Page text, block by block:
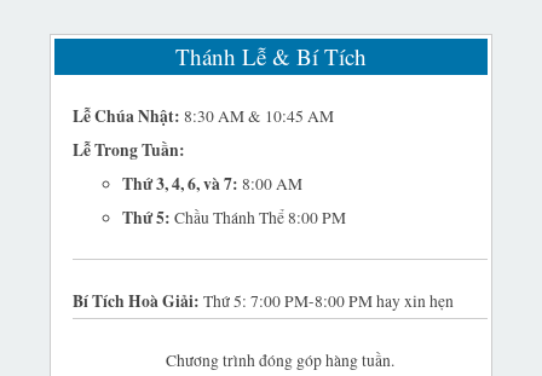
Thánh Lễ & Bí Tích
Lễ Chúa Nhật: 8:30 AM & 10:45 AM
Lễ Trong Tuần:
Thứ 3, 4, 6, và 7: 8:00 AM
Thứ 5: Chầu Thánh Thể 8:00 PM
Bí Tích Hoà Giải:Thứ 5: 7:00 PM-8:00 PM hay xin hẹn
Chương trình đóng góp hàng tuần.